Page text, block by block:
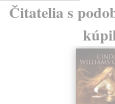
Čitatelia s